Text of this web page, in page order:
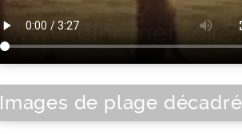
Images de plage